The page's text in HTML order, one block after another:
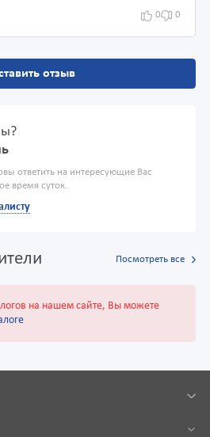
0 0
отзыв
ответить на интересующие Вас
время суток.
Посмотреть все
на нашем сайте, Вы можете